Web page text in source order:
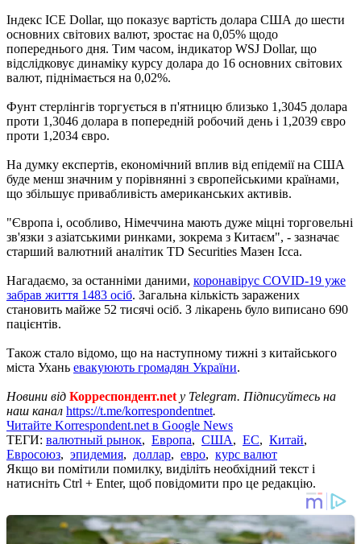
Індекс ICE Dollar, що показує вартість долара США до шести
основних світових валют, зростає на 0,05% щодо
попереднього дня. Тим часом, індикатор WSJ Dollar, що
відслідковує динаміку курсу долара до 16 основних світових
валют, піднімається на 0,02%.
Фунт стерлінгів торгується в п'ятницю близько 1,3045 долара
проти 1,3046 долара в попередній робочий день і 1,2039 євро
проти 1,2034 євро.
На думку експертів, економічний вплив від епідемії на США
буде менш значним у порівнянні з європейськими країнами,
що збільшує привабливість американських активів.
"Європа і, особливо, Німеччина мають дуже міцні торговельні
зв'язки з азіатськими ринками, зокрема з Китаєм", - зазначає
старший валютний аналітик TD Securities Мазен Ісса.
Нагадаємо, за останніми даними, коронавірус СОVID-19 уже
забрав життя 1483 осіб. Загальна кількість заражених
становить майже 52 тисячі осіб. З лікарень було виписано 690
пацієнтів.
Також стало відомо, що на наступному тижні з китайського
міста Ухань евакуюють громадян України.
Новини від Корреспондент.net у Telegram. Підписуйтесь на
наш канал https://t.me/korrespondentnet.
Читайте Korrespondent.net в Google News
ТЕГИ: валютный рынок, Европа, США, ЕС, Китай,
Евросоюз, эпидемия, доллар, евро, курс валют
Якщо ви помітили помилку, виділіть необхідний текст і
натисніть Ctrl + Enter, щоб повідомити про це редакцію.